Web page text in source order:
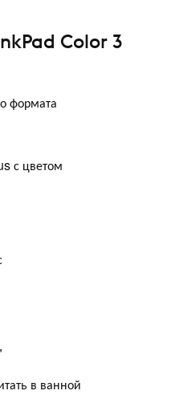
Color 3
формата
с цветом
в ванной